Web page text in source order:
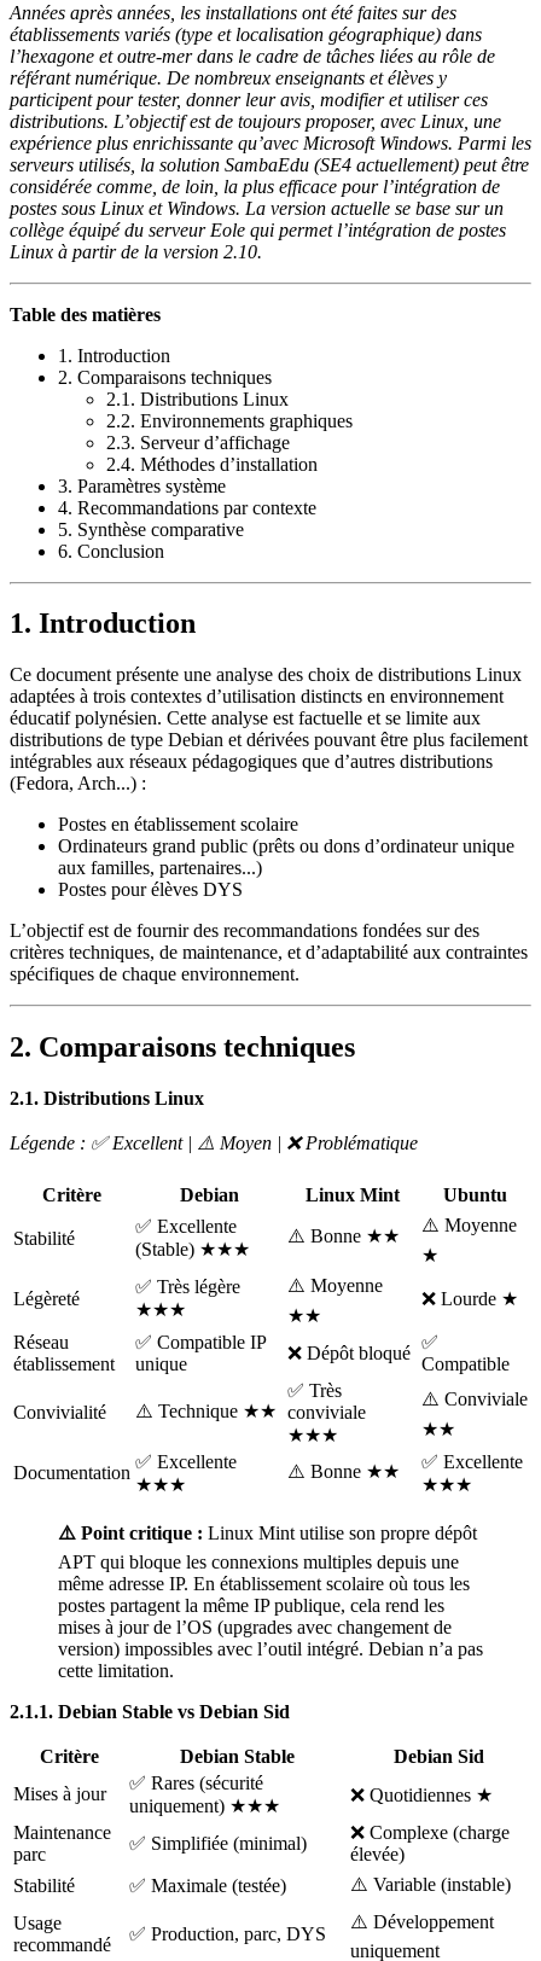
Années après années, les installations ont été faites sur des
établissements variés (type et localisation géographique) dans
l’hexagone et outre-mer dans le cadre de tâches liées au rôle de
référant numérique. De nombreux enseignants et élèves y
participent pour tester, donner leur avis, modifier et utiliser ces
distributions. L’objectif est de toujours proposer, avec Linux, une
expérience plus enrichissante qu’avec Microsoft Windows. Parmi les
serveurs utilisés, la solution SambaEdu (SE4 actuellement) peut être
considérée comme, de loin, la plus efficace pour l’intégration de
postes sous Linux et Windows. La version actuelle se base sur un
collège équipé du serveur Eole qui permet l’intégration de postes
Linux à partir de la version 2.10.
Table des matières
1. Introduction
2. Comparaisons techniques
2.1. Distributions Linux
2.2. Environnements graphiques
2.3. Serveur d’affichage
2.4. Méthodes d’installation
3. Paramètres système
4. Recommandations par contexte
5. Synthèse comparative
6. Conclusion
1. Introduction
Ce document présente une analyse des choix de distributions Linux
adaptées à trois contextes d’utilisation distincts en environnement
éducatif polynésien. Cette analyse est factuelle et se limite aux
distributions de type Debian et dérivées pouvant être plus facilement
intégrables aux réseaux pédagogiques que d’autres distributions
(Fedora, Arch...) :
Postes en établissement scolaire
Ordinateurs grand public (prêts ou dons d’ordinateur unique
aux familles, partenaires...)
Postes pour élèves DYS
L’objectif est de fournir des recommandations fondées sur des
critères techniques, de maintenance, et d’adaptabilité aux contraintes
spécifiques de chaque environnement.
2. Comparaisons techniques
2.1. Distributions Linux
Légende : ✅ Excellent | ⚠️ Moyen | ❌ Problématique
Critère Debian Linux Mint Ubuntu
Stabilité
✅ Excellente
(Stable) ★★★
⚠️ Bonne ★★
⚠️ Moyenne
★
Légèreté
✅ Très légère
★★★
⚠️ Moyenne
★★
❌ Lourde ★
Réseau
établissement
✅ Compatible IP
unique
❌ Dépôt bloqué
✅
Compatible
Convivialité ⚠️ Technique ★★
✅ Très
conviviale
★★★
⚠️ Conviviale
★★
Documentation
✅ Excellente
★★★
⚠️ Bonne ★★
✅ Excellente
★★★
⚠️ Point critique : Linux Mint utilise son propre dépôt
APT qui bloque les connexions multiples depuis une
même adresse IP. En établissement scolaire où tous les
postes partagent la même IP publique, cela rend les
mises à jour de l’OS (upgrades avec changement de
version) impossibles avec l’outil intégré. Debian n’a pas
cette limitation.
2.1.1. Debian Stable vs Debian Sid
Critère Debian Stable
Debian Sid
Mises à jour
✅ Rares (sécurité
uniquement) ★★★
❌ Quotidiennes ★
Maintenance
parc
✅ Simplifiée (minimal)
❌ Complexe (charge
élevée)
Stabilité
✅ Maximale (testée)
⚠️ Variable (instable)
Usage
recommandé
✅ Production, parc, DYS
⚠️ Développement
uniquement